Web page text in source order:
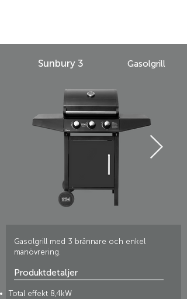
Gasolgrill
Sunbury 3
Gasolgrill med 3 brännare och enkel
manövrering.
Produktdetaljer
Total effekt 8,4kW